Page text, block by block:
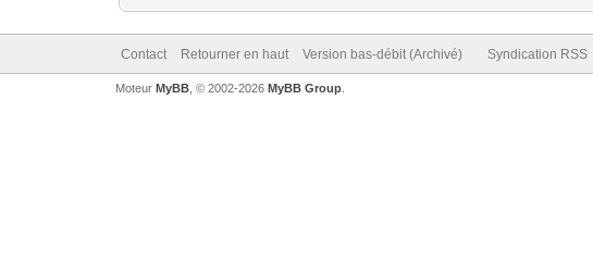
Contact Retourner en haut Version bas-débit (Archivé) Syndication RSS
Moteur MyBB, © 2002-2026 MyBB Group.